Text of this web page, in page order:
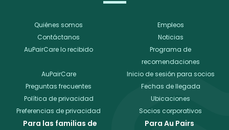
Quiénes somos
Empleos
Contáctanos
Noticias
AuPairCare lo recibido
Programa de
recomendaciones
AuPairCare
Inicio de sesión para socios
Preguntas frecuentes
Fechas de llegada
Política de privacidad
Ubicaciones
Preferencias de privacidad
Socios corporativos
Para las familias de
Para Au Pairs